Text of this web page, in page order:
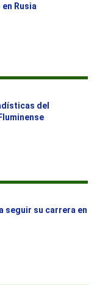
Rusia
del
seguir su carrera en